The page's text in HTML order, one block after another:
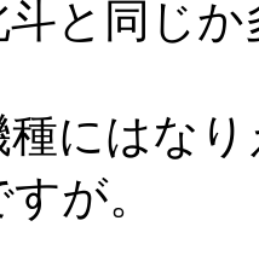
斗と同じ
種にはな
が。